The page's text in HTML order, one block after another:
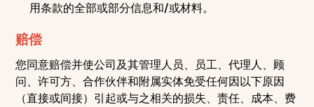
用条款的全部或部分信息和/或材料。
赔偿
您同意赔偿并使公司及其管理人员、员工、代理人、顾
问、许可方、合作伙伴和附属实体免受任何因以下原因
（直接或间接）引起或与之相关的损失、责任、成本、费